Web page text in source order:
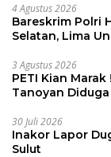
4 Agustus 2026
Bareskrim Polri
Selatan, Lima
3 Agustus 2026
PETI Kian
Tanoyan
30 Juli 2026
Inakor Lapor
Sulut